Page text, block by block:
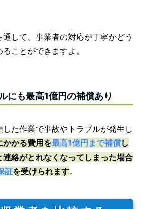
して、事業者の対応が丁寧かどう
ことができますよ。
も最高1億円の補償あり
した作業で事故やトラブルが発生し
かかる費用を最高1億円まで補償し
連絡がとれなくなってしまった場合
証を受けられます。